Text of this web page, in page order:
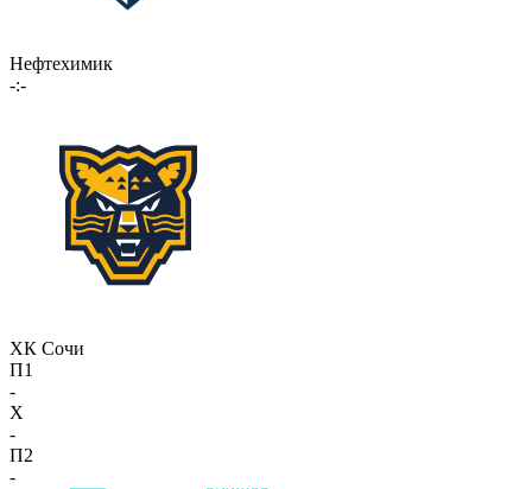
Нефтехимик
-:-
ХК Сочи
П1
-
X
-
П2
-